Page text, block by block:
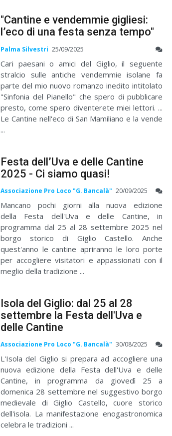
"Cantine e vendemmie gigliesi:
l’eco di una festa senza tempo"
Palma Silvestri 25/09/2025
Cari paesani o amici del Giglio, il seguente
stralcio sulle antiche vendemmie isolane fa
parte del mio nuovo romanzo inedito intitolato
"Sinfonia del Pianello" che spero di pubblicare
presto, come spero diventerete miei lettori. ...
Le Cantine nell'eco di San Mamiliano e la vende
...
Festa dell’Uva e delle Cantine
2025 - Ci siamo quasi!
Associazione Pro Loco "G. Bancalà" 20/09/2025
Mancano pochi giorni alla nuova edizione
della Festa dell'Uva e delle Cantine, in
programma dal 25 al 28 settembre 2025 nel
borgo storico di Giglio Castello. Anche
quest'anno le cantine apriranno le loro porte
per accogliere visitatori e appassionati con il
meglio della tradizione ...
Isola del Giglio: dal 25 al 28
settembre la Festa dell'Uva e
delle Cantine
Associazione Pro Loco "G. Bancalà" 30/08/2025
L'Isola del Giglio si prepara ad accogliere una
nuova edizione della Festa dell'Uva e delle
Cantine, in programma da giovedì 25 a
domenica 28 settembre nel suggestivo borgo
medievale di Giglio Castello, cuore storico
dell'isola. La manifestazione enogastronomica
celebra le tradizioni ...